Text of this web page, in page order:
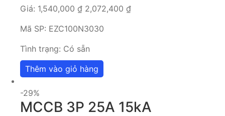
Giá: 1,540,000 ₫ 2,072,400 ₫
Mã SP: EZC100N3030
Tình trạng: Có sẵn
Thêm vào giỏ hàng
-29%
MCCB 3P 25A 15kA